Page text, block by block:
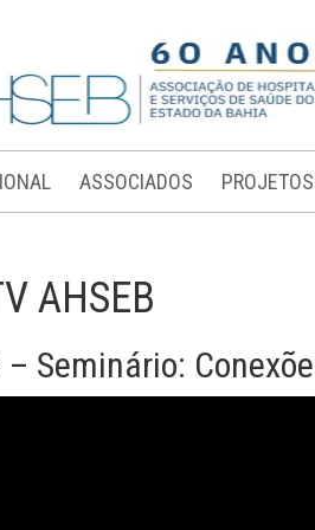
ASSOCIADOS PROJETOS
AHSEB
– Seminário: